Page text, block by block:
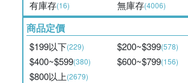
有庫存(16) 無庫存(4006)
商品定價
$199以下(229) $200~$399(578)
$400~$599(380) $600~$799(156)
$800以上(2679)